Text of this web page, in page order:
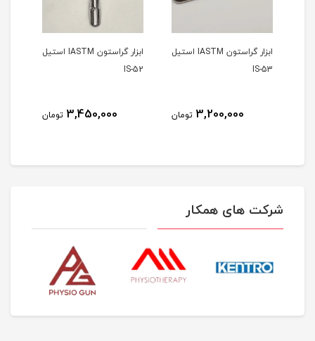
ابزار گراستون IASTM استیل
IS-53
3,200,000 تومان
ابزار گراستون IASTM استیل
IS-52
3,450,000 تومان
شرکت های همکار